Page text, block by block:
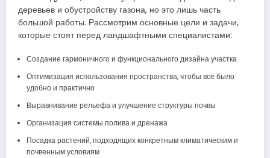
деревьев и обустройству газона, но это лишь часть
большой работы. Рассмотрим основные цели и задачи,
которые стоят перед ландшафтными специалистами:
Создание гармоничного и функционального дизайна участка
Оптимизация использования пространства, чтобы всё было
удобно и практично
Выравнивание рельефа и улучшение структуры почвы
Организация системы полива и дренажа
Посадка растений, подходящих конкретным климатическим и
почвенным условиям